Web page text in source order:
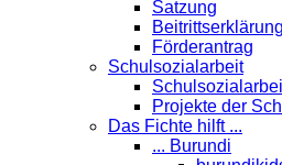
Satzung
Beitrittserklärung
Förderantrag
Schul­sozialarbeit
Projekte der
Das Fichte hilft ...
... Burundi